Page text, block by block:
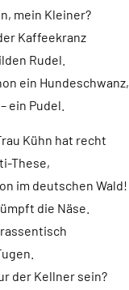
mein Kleiner?
Kaffeekranz
Rudel.
ein Hundeschwanz,
ein Pudel.
Kühn hat recht
These,
im deutschen Wald!
die Näse.
der Kellner sein?